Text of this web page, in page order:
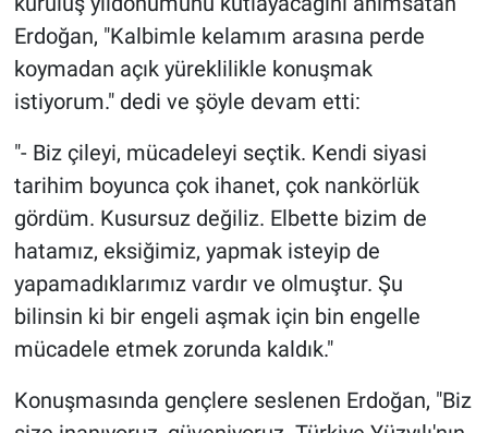
Erdoğan, "Kalbimle kelamım arasına perde
koymadan açık yüreklilikle konuşmak
istiyorum." dedi ve şöyle devam etti:
"- Biz çileyi, mücadeleyi seçtik. Kendi siyasi
tarihim boyunca çok ihanet, çok nankörlük
gördüm. Kusursuz değiliz. Elbette bizim de
hatamız, eksiğimiz, yapmak isteyip de
yapamadıklarımız vardır ve olmuştur. Şu
bilinsin ki bir engeli aşmak için bin engelle
mücadele etmek zorunda kaldık."
Konuşmasında gençlere seslenen Erdoğan, "Biz